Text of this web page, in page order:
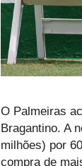
O Palmeiras
Bragantino. A
milhões) por
compra de